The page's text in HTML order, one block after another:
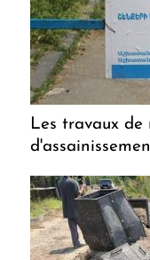
Les travaux de